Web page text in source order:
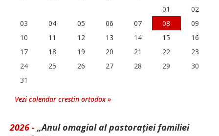
01
02
03
04 05 06 07 08
09
10
11 12 13 14 15
16
17
18 19 20 21 22
23
24
25 26 27 28 29
30
31
Vezi calendar crestin ortodox »
2026 - „Anul omagial al pastorației familiei